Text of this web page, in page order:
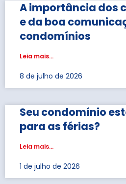
A importância dos
e da boa
condomínios
Leia mais...
8 de julho de 2026
Seu condomínio
para as férias?
Leia mais...
1 de julho de 2026